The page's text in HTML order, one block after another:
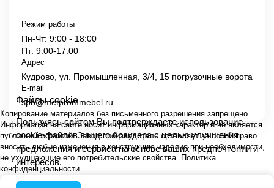
E-mail
spb@metprommebel.ru
Адрес
Кудрово, ул. Промышленная, 3/4, 15 погрузочные ворота
Режим работы
Пн-Чт: 9:00 - 18:00
Пт: 9:00-17:00
Копирование материалов без письменного разрешения запрещено.
Информация на сайте носит информационный характер и не является
публичной офертой. Завод производитель оставляет за собой право
вносить любые изменения в конструкцию изделия при необходимости,
не ухудшающие его потребительские свойства. Политика
конфиденциальности
Файлы cookie
Пользуясь сайтом Вы подтверждаете использование
cookie-файлов вашего браузера с целью улучшения
предложения и сервиса на основе ваших предпочтений и
интересов.